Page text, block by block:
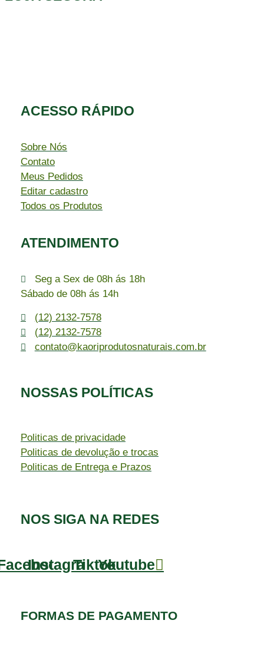
ACESSO RÁPIDO​
Sobre Nós
Contato
Meus Pedidos
Editar cadastro
Todos os Produtos
ATENDIMENTO
Seg a Sex de 08h ás 18h
Sábado de 08h ás 14h
(12) 2132-7578
(12) 2132-7578
contato@kaoriprodutosnaturais.com.br
NOSSAS POLÍTICAS
Politicas de privacidade
Politicas de devolução e trocas
Politicas de Entrega e Prazos
NOS SIGA NA REDES
Instagram
TiktokYoutube
FORMAS DE PAGAMENTO